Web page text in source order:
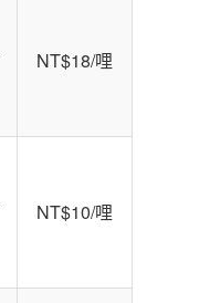
NT$18/哩
NT$10/哩